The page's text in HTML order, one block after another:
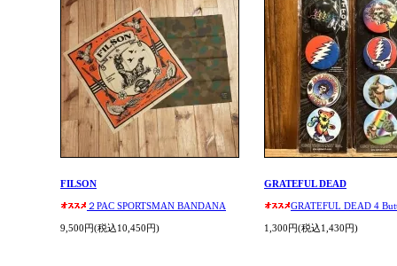
FILSON
２PAC SPORTSMAN BANDANA
9,500円(税込10,450円)
GRATEFUL DEAD
GRATEFUL DEAD 4
1,300円(税込1,430円)